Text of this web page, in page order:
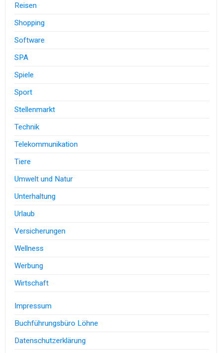
Reisen
Shopping
Software
SPA
Spiele
Sport
Stellenmarkt
Technik
Telekommunikation
Tiere
Umwelt und Natur
Unterhaltung
Urlaub
Versicherungen
Wellness
Werbung
Wirtschaft
Impressum
Buchführungsbüro Löhne
Datenschutzerklärung